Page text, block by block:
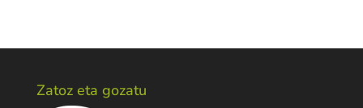
Zatoz eta gozatu